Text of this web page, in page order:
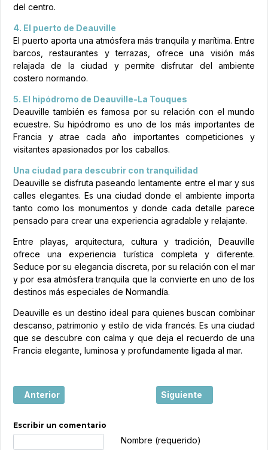
del centro.
4. El puerto de Deauville
El puerto aporta una atmósfera más tranquila y marítima. Entre
barcos, restaurantes y terrazas, ofrece una visión más
relajada de la ciudad y permite disfrutar del ambiente
costero normando.
5. El hipódromo de Deauville-La Touques
Deauville también es famosa por su relación con el mundo
ecuestre. Su hipódromo es uno de los más importantes de
Francia y atrae cada año importantes competiciones y
visitantes apasionados por los caballos.
Una ciudad para descubrir con tranquilidad
Deauville se disfruta paseando lentamente entre el mar y sus
calles elegantes. Es una ciudad donde el ambiente importa
tanto como los monumentos y donde cada detalle parece
pensado para crear una experiencia agradable y relajante.
Entre playas, arquitectura, cultura y tradición, Deauville
ofrece una experiencia turística completa y diferente.
Seduce por su elegancia discreta, por su relación con el mar
y por esa atmósfera tranquila que la convierte en uno de los
destinos más especiales de Normandía.
Deauville es un destino ideal para quienes buscan combinar
descanso, patrimonio y estilo de vida francés. Es una ciudad
que se descubre con calma y que deja el recuerdo de una
Francia elegante, luminosa y profundamente ligada al mar.
Artículo anterior: Annecy, entre lago alpino y encanto
Anterior Artículo siguiente:
Siguiente
Escribir un comentario
Nombre (requerido)